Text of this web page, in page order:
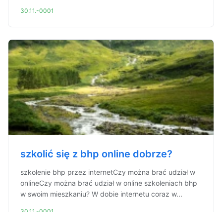
30.11.-0001
szkolić się z bhp online dobrze?
szkolenie bhp przez internetCzy można brać udział w
onlineCzy można brać udział w online szkoleniach bhp
w swoim mieszkaniu? W dobie internetu coraz w...